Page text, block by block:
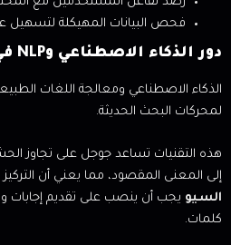
فحص البيانات المهيكلة لتسهيل
دور الذكاء الاصطناعي وNLP في تحليل المقالات
لمحركات البحث الحديثة.
هذه التقنيات تساعد جوجل على تجاوز
إلى المعنى المقصود، مما يعني أن
السيو يجب أن ينصب على تقديم إجابات
كلمات.